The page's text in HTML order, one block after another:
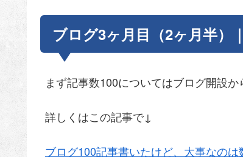
ブログ3ヶ月目（2ヶ月半）
まず記事数100についてはブログ開設か
詳しくはこの記事で↓
ブログ100記事書いたけど、大事なの